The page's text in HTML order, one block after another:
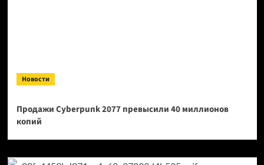
Новости
Продажи Cyberpunk 2077 превысили 40 миллионов
копий